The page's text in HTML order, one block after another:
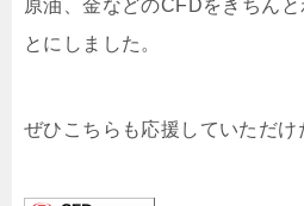
原油、金などのCFDをきちん
とにしました。
ぜひこちらも応援していただけ